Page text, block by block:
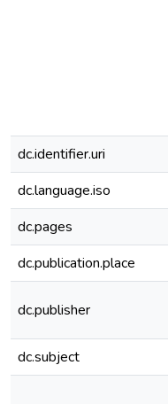
dc.identifier.uri
dc.language.iso
dc.pages
dc.publication.place
dc.publisher
dc.subject